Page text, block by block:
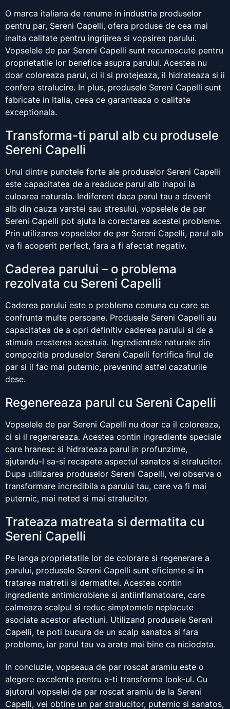
O marca italiana de renume in industria produselor
pentru par, Sereni Capelli, ofera produse de cea mai
inalta calitate pentru ingrijirea si vopsirea parului.
Vopselele de par Sereni Capelli sunt recunoscute pentru
proprietatile lor benefice asupra parului. Acestea nu
doar coloreaza parul, ci il si protejeaza, il hidrateaza si ii
confera stralucire. In plus, produsele Sereni Capelli sunt
fabricate in Italia, ceea ce garanteaza o calitate
exceptionala.
Transforma-ti parul alb cu produsele
Sereni Capelli
Unul dintre punctele forte ale produselor Sereni Capelli
este capacitatea de a readuce parul alb inapoi la
culoarea naturala. Indiferent daca parul tau a devenit
alb din cauza varstei sau stresului, vopselele de par
Sereni Capelli pot ajuta la corectarea acestei probleme.
Prin utilizarea vopselelor de par Sereni Capelli, parul alb
va fi acoperit perfect, fara a fi afectat negativ.
Caderea parului – o problema
rezolvata cu Sereni Capelli
Caderea parului este o problema comuna cu care se
confrunta multe persoane. Produsele Sereni Capelli au
capacitatea de a opri definitiv caderea parului si de a
stimula cresterea acestuia. Ingredientele naturale din
compozitia produselor Sereni Capelli fortifica firul de
par si il fac mai puternic, prevenind astfel cazaturile
dese.
Regenereaza parul cu Sereni Capelli
Vopselele de par Sereni Capelli nu doar ca il coloreaza,
ci si il regenereaza. Acestea contin ingrediente speciale
care hranesc si hidrateaza parul in profunzime,
ajutandu-l sa-si recapete aspectul sanatos si stralucitor.
Dupa utilizarea produselor Sereni Capelli, vei observa o
transformare incredibila a parului tau, care va fi mai
puternic, mai neted si mai stralucitor.
Trateaza matreata si dermatita cu
Sereni Capelli
Pe langa proprietatile lor de colorare si regenerare a
parului, produsele Sereni Capelli sunt eficiente si in
tratarea matretii si dermatitei. Acestea contin
ingrediente antimicrobiene si antiinflamatoare, care
calmeaza scalpul si reduc simptomele neplacute
asociate acestor afectiuni. Utilizand produsele Sereni
Capelli, te poti bucura de un scalp sanatos si fara
probleme, iar parul tau va arata mai bine ca niciodata.
In concluzie, vopseaua de par roscat aramiu este o
alegere excelenta pentru a-ti transforma look-ul. Cu
ajutorul vopselei de par roscat aramiu de la Sereni
Capelli, vei obtine un par stralucitor, puternic si sanatos,